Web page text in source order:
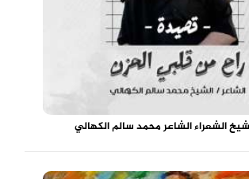
الشعراء الشاعر محمد سالم الكهالي